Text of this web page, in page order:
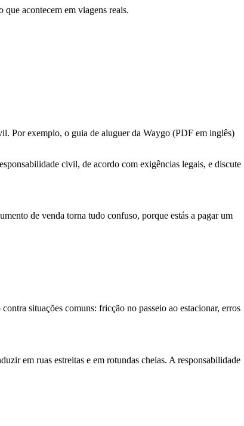
acontecem em viagens reais.
Por exemplo, o guia de aluguer da Waygo (PDF em inglês)
civil, de acordo com exigências legais, e discute
de venda torna tudo confuso, porque estás a pagar um
situações comuns: fricção no passeio ao estacionar, erros
em ruas estreitas e em rotundas cheias. A responsabilidade